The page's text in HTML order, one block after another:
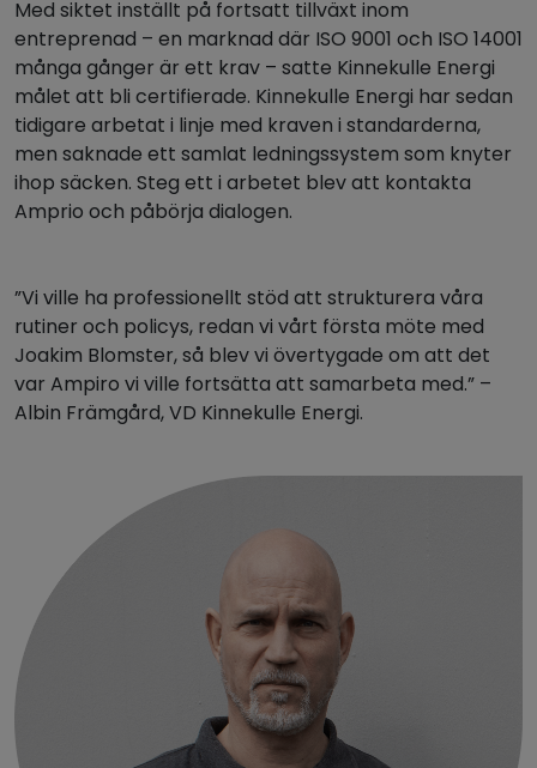
Med siktet inställt på fortsatt tillväxt inom
entreprenad – en marknad där ISO 9001 och ISO 14001
många gånger är ett krav – satte Kinnekulle Energi
målet att bli certifierade. Kinnekulle Energi har sedan
tidigare arbetat i linje med kraven i standarderna,
men saknade ett samlat ledningssystem som knyter
ihop säcken. Steg ett i arbetet blev att kontakta
Amprio och påbörja dialogen.
”Vi ville ha professionellt stöd att strukturera våra
rutiner och policys, redan vi vårt första möte med
Joakim Blomster, så blev vi övertygade om att det
var Ampiro vi ville fortsätta att samarbeta med.” –
Albin Främgård, VD Kinnekulle Energi.